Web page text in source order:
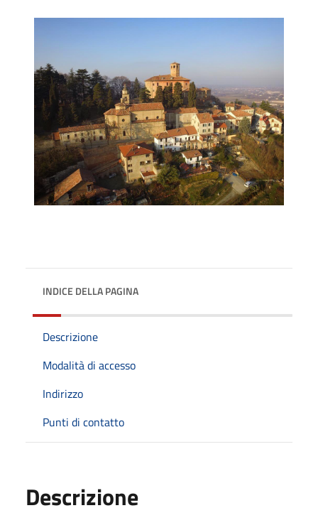
INDICE DELLA PAGINA
Descrizione
Modalità di accesso
Indirizzo
Punti di contatto
Descrizione